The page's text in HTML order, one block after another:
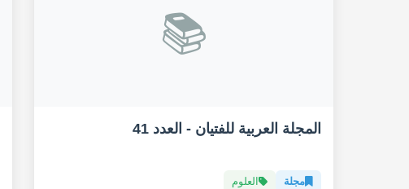
📚
المجلة العربية للفتيان - العدد 41
مجلة العلوم